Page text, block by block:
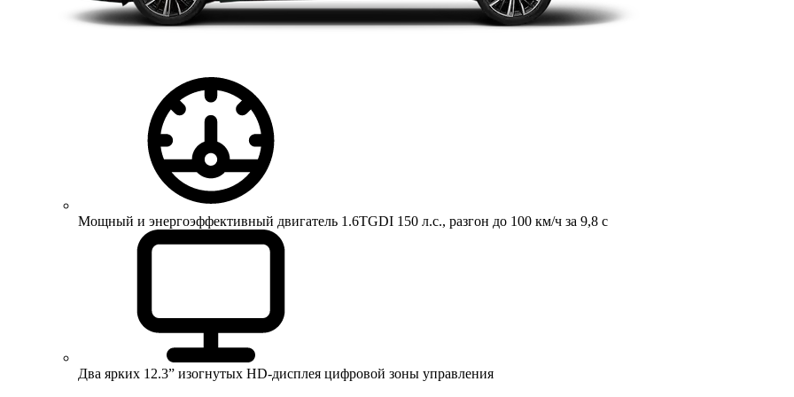
Мощный и энергоэффективный двигатель 1.6TGDI 150 л.с., разгон до 100 км/ч за 9,8 с
Два ярких 12.3” изогнутых HD-дисплея цифровой зоны управления